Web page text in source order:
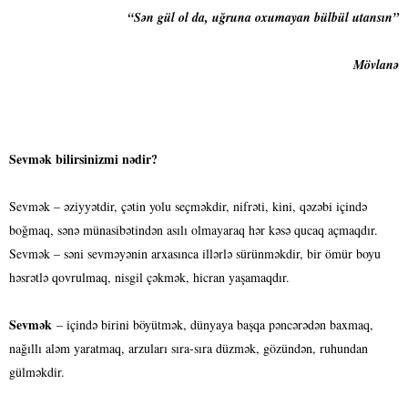
“Sən gül ol da, uğruna oxumayan bülbül utansın”
Mövlanə
Sevmək bilirsinizmi nədir?
Sevmək – əziyyətdir, çətin yolu seçməkdir, nifrəti, kini, qəzəbi içində
boğmaq, sənə münasibətindən asılı olmayaraq hər kəsə qucaq açmaqdır.
Sevmək – səni sevməyənin arxasınca illərlə sürünməkdir, bir ömür boyu
həsrətlə qovrulmaq, nisgil çəkmək, hicran yaşamaqdır.
Sevmək – içində birini böyütmək, dünyaya başqa pəncərədən baxmaq,
nağıllı aləm yaratmaq, arzuları sıra-sıra düzmək, gözündən, ruhundan
gülməkdir.